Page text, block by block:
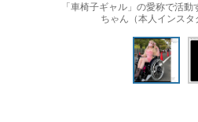
「車椅子ギャル」の愛称で活
ちゃん（本人インスタ